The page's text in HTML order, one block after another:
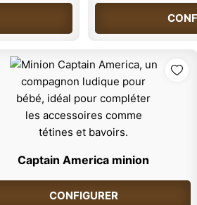
Captain America minion
CONFIGURER